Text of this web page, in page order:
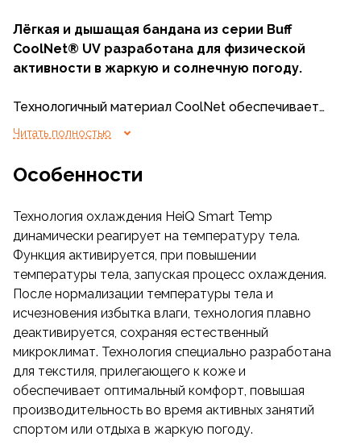
Лёгкая и дышащая бандана из серии Buff
CoolNet® UV разработана для физической
активности в жаркую и солнечную погоду.
Технологичный материал CoolNet обеспечивает
высокий уровень защиты от солнца, отражая 95%
обладает охлаждающим эффектом. Этот
материал, аналог известного Coolmax,
сохраняя чувство комфорта, сухости и прохлады
даже при интенсивных физических нагрузках.
Бандана CoolNet® UV+ многофункциональна: её
можно носить как классический гейтор, шапочку,
шейный платок, балаклаву, повязку на голову или
напульсник. Она идеально подходит для бега,
треккинга, скалолазания, велопрогулок, а также
для отдыха на природе или на пляже.
Читать полностью
Особенности
Технология охлаждения HeiQ Smart Temp
динамически реагирует на температуру тела.
Функция активируется, при повышении
температуры тела, запуская процесс охлаждения.
После нормализации температуры тела и
исчезновения избытка влаги, технология плавно
деактивируется, сохраняя естественный
микроклимат. Технология специально разработана
для текстиля, прилегающего к коже и
обеспечивает оптимальный комфорт, повышая
производительность во время активных занятий
спортом или отдыха в жаркую погоду.